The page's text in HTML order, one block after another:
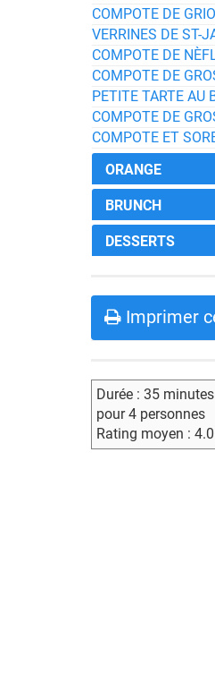
COMPOTE DE
VERRINES DE ST-
COMPOTE DE
COMPOTE DE
PETITE TARTE AU
COMPOTE DE
COMPOTE ET
ORANGE
BRUNCH
DESSERTS
Imprimer
Durée : 35
pour 4 personnes
Rating moyen :